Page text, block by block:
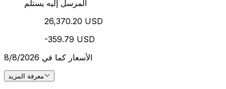
المرسل إليه يستلم
26,370.20 USD
-359.79 USD
الأسعار كما في 8/8/2026
معرفة المزيد